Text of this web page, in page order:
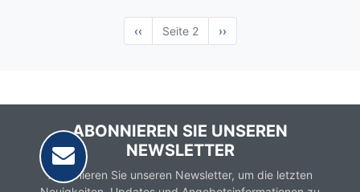
Vorherige
Seite
‹‹ Seite 2
Nächste
Seite
››
ABONNIEREN SIE UNSEREN
NEWSLETTER
Abonnieren Sie unseren Newsletter, um die letzten